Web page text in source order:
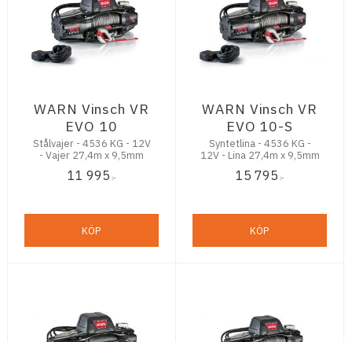
WARN Vinsch VR
EVO 10
Stålvajer - 4536 KG - 12V
- Vajer 27,4m x 9,5mm
11 995 :-
KÖP
WARN Vinsch VR
EVO 10-S
Syntetlina - 4536 KG -
12V - Lina 27,4m x 9,5mm
15 795 :-
KÖP